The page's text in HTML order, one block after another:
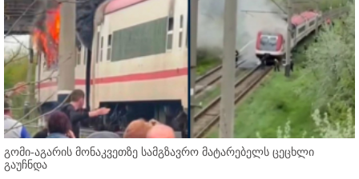
გომი-აგარის მონაკვეთზე სამგზავრო მატარებელს ცეცხლი
გაუჩნდა